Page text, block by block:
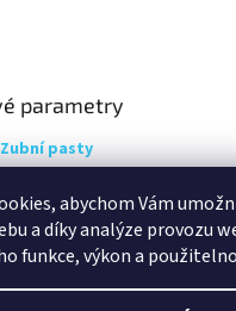
abychom Vám
a díky analýze provozu
funkce, výkon a
parametry
Zubní pasty
8594069934106